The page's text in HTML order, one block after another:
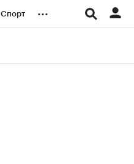
Спорт ...